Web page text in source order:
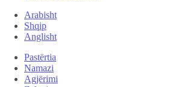
Arabisht
Shqip
Anglisht
Pastërtia
Namazi
Agjërimi